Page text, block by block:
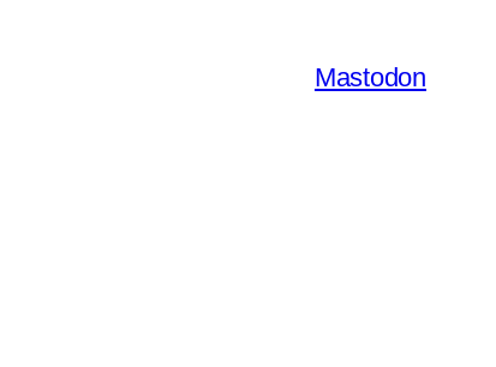
Mastodon